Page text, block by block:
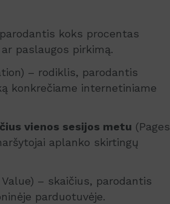
koks procentas
paslaugos pirkimą.
– rodiklis, parodantis
konkrečiame internetiniame
vienos sesijos metu (Pages
aplanko skirtingų
Value) – skaičius, parodantis
parduotuvėje.